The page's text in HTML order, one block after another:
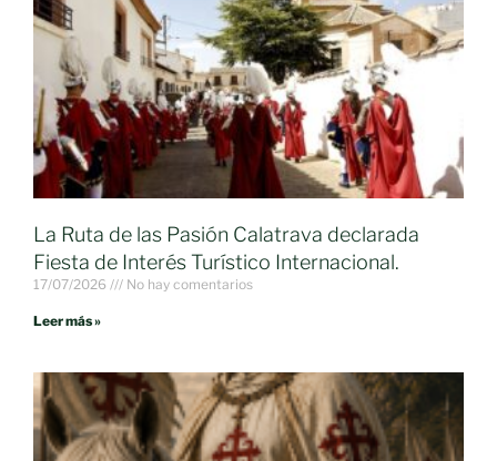
La Ruta de las Pasión Calatrava declarada
Fiesta de Interés Turístico Internacional.
17/07/2026 No hay comentarios
Leer más »